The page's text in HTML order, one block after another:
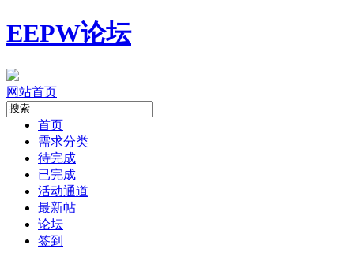
EEPW论坛
网站首页
首页
需求分类
待完成
已完成
活动通道
最新帖
论坛
签到